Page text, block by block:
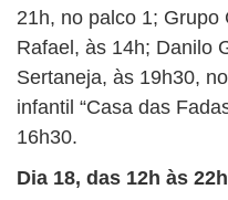
21h, no palco 1;
Rafael, às 14h; Danilo
Sertaneja, às 19h30,
infantil “Casa das
16h30.
Dia 18, das 12h às 22h